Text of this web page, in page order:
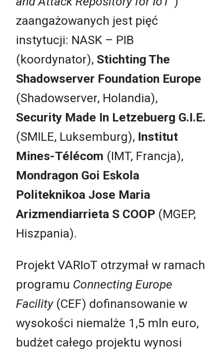
zaangażowanych jest pięć
instytucji: NASK – PIB
(koordynator), Stichting The
Shadowserver Foundation Europe
(Shadowserver, Holandia),
Security Made In Letzebuerg G.I.E.
(SMILE, Luksemburg), Institut
Mines-Télécom (IMT, Francja),
Mondragon Goi Eskola
Politeknikoa Jose Maria
Arizmendiarrieta S COOP (MGEP,
Hiszpania).
Projekt VARIoT otrzymał w ramach
programu Connecting Europe
Facility(CEF) dofinansowanie w
wysokości niemalże 1,5 mln euro,
budżet całego projektu wynosi